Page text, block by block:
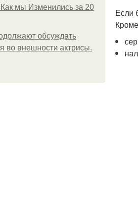
мы Изменились за 20
обсуждать
во внешности актрисы.
Если